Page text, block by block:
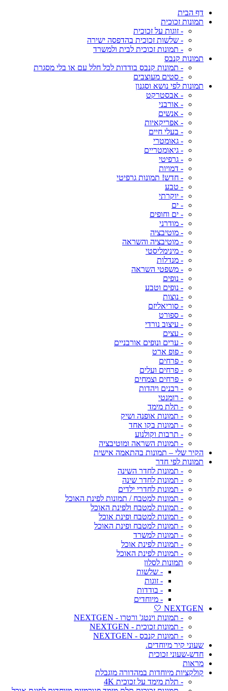
דף הבית
תמונות זכוכית
- זוגות על זכוכית
- שלשות זכוכית בהדפסה ישירה
- תמונות זכוכית לבית ולמשרד
תמונות קנבס
- תמונות קנבס בודדות לכל חלל עם או בלי מסגרת
- סטים מעוצבים
תמונות לפי נושא וסגנון
- אבסטרקט
- אורבני
- אנשים
- אפריקאיות
- בעלי חיים
- גאומטרי
- גיאומטריים
- גרפיטי
- דמויות
- חדש! תמונות גרפיטי
- טבע
- יוקרתי
- ים
- ים וחופים
- מודרני
- מוטיבציה
- מוטיבציה והשראה
- מינימליסטי
- מנדלות
- משפטי השראה
- נופים
- נופים וטבע
- נוצות
- סוריאליזם
- ספורט
- עיצוב נורדי
- עצים
- ערים ונופים אורבניים
- פופ ארט
- פרחים
- פרחים ועלים
- פרחים וצמחים
- רבנים ויהדות
- רומנטי
- תלת מימד
- תמונות אופנה ושיק
- תמונות בקו אחד
- תרבות וקולנוע
- תמונות השראה ומוטיבציה
הקיר שלי – תמונות בהתאמה אישית
תמונות לפי חדר
- תמונות לחדר השינה
- תמונות לחדר שינה
- תמונות לחדרי ילדים
- תמונות למטבח / תמונות לפינת האוכל
- תמונות למטבח ולפינת האוכל
- תמונות למטבח ופינת אוכל
- תמונות למטבח ופינת האוכל
- תמונות למשרד
- תמונות לפינת אוכל
- תמונות לפינת האוכל
תמונות לסלון
- שלשות
- זוגות
- בודדות
- מיוחדים
NEXTGEN 🤍
- תמונות וינטג' ורטרו - NEXTGEN
- תמונות זכוכית - NEXTGEN
- תמונות קנבס - NEXTGEN
שעוני קיר מיוחדים.
חדש-שעוני זכוכית
מראות
קולקציות מיוחדות במהדורה מוגבלת
- תלת מימד על זכוכית 4K